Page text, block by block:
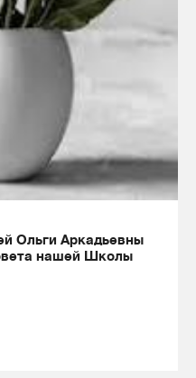
Ольги Аркадьевны
нашей Школы